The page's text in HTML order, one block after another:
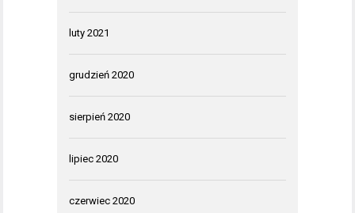
luty 2021
grudzień 2020
sierpień 2020
lipiec 2020
czerwiec 2020